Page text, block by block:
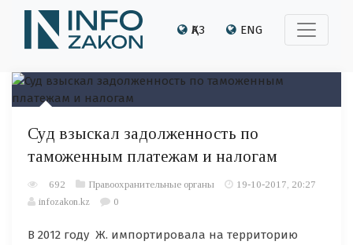
ҚАЗ ENG
Суд взыскал задолженность по
таможенным платежам и налогам
692 Правоохранительные органы
19-10-2017, 20:27
infozakon.kz
0
В 2012 году Ж. импортировала на территорию